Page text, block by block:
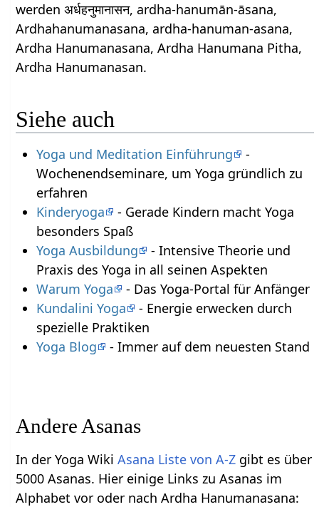
werden अर्धहनुमानासन, ardha-hanumān-āsana,
Ardhahanumanasana, ardha-hanuman-asana,
Ardha Hanumanasana, Ardha Hanumana Pitha,
Ardha Hanumanasan.
Siehe auch
Yoga und Meditation Einführung
-
Wochenendseminare, um Yoga gründlich zu
erfahren
Kinderyoga
- Gerade Kindern macht Yoga
besonders Spaß
Yoga Ausbildung
- Intensive Theorie und
Praxis des Yoga in all seinen Aspekten
Warum Yoga
- Das Yoga-Portal für Anfänger
Kundalini Yoga
- Energie erwecken durch
spezielle Praktiken
Yoga Blog
- Immer auf dem neuesten Stand
Andere Asanas
In der Yoga WikiAsana Liste von A-Z gibt es über
5000 Asanas. Hier einige Links zu Asanas im
Alphabet vor oder nach Ardha Hanumanasana: